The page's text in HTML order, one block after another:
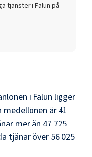
tjänster i Falun på
i Falun ligger
medellönen är 41
mer än 47 725
tjänar över56 025